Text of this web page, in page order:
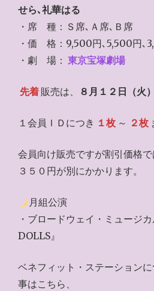
せら､礼華はる
・席 種：Ｓ席､Ａ席､Ｂ席
・価 格：9,500円､5,500円､
・劇 場： 東京宝塚劇場
先着 販売は、 ８月１２日（火
１会員ＩＤにつき １枚 ～ ２枚
会員向け販売ですが割引価格で
３５０円が別にかかります。
月組公演
・ブロードウェイ・ミュージ
DOLLS』
ベネフィット・ステーション
事はこちら、